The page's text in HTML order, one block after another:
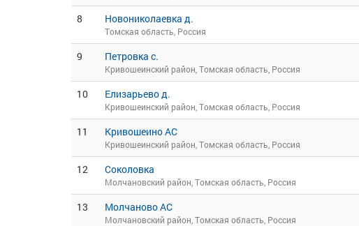
8 Новониколаевка д.
Томская область, Россия
9 Петровка с.
Кривошеинский район, Томская область, Россия
10 Елизарьево д.
Кривошеинский район, Томская область, Россия
11 Кривошеино АС
Кривошеинский район, Томская область, Россия
12 Соколовка
Молчановский район, Томская область, Россия
13 Молчаново АС
Молчановский район, Томская область, Россия